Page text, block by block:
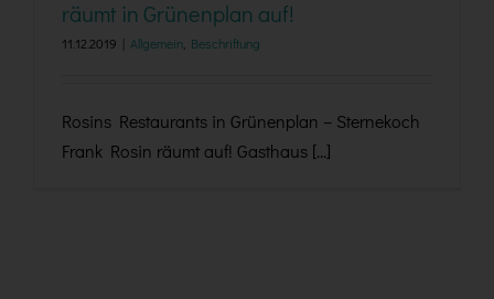
räumt in Grünenplan auf!
11.12.2019 Allgemein, Beschriftung
Rosins Restaurants in Grünenplan – Sternekoch
Frank Rosin räumt auf! Gasthaus [...]